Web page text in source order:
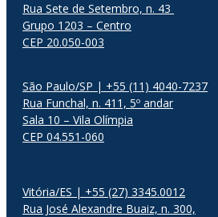
Rua Sete de Setembro, n. 43
Grupo 1203 – Centro
CEP 20.050-003
São Paulo/SP | +55 (11) 4040-7237
Rua Funchal, n. 411, 5º andar
Sala 10 – Vila Olímpia
CEP 04.551-060
Vitória/ES | +55 (27) 3345.0012
Rua José Alexandre Buaiz, n. 300,